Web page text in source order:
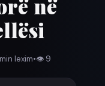
në
lexim•👁 9